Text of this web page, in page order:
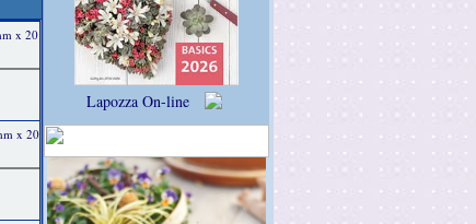
x 20
x 20
Lapozza On-line